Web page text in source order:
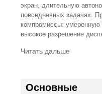
экран, длительную
повседневных задачах.
компромиссы: умеренную
высокое разрешение
Читать дальше
Основные